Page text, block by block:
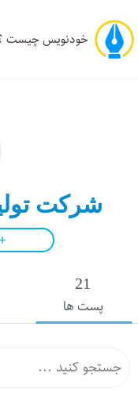
خودنویس چیست
شرکت
21
پست ها